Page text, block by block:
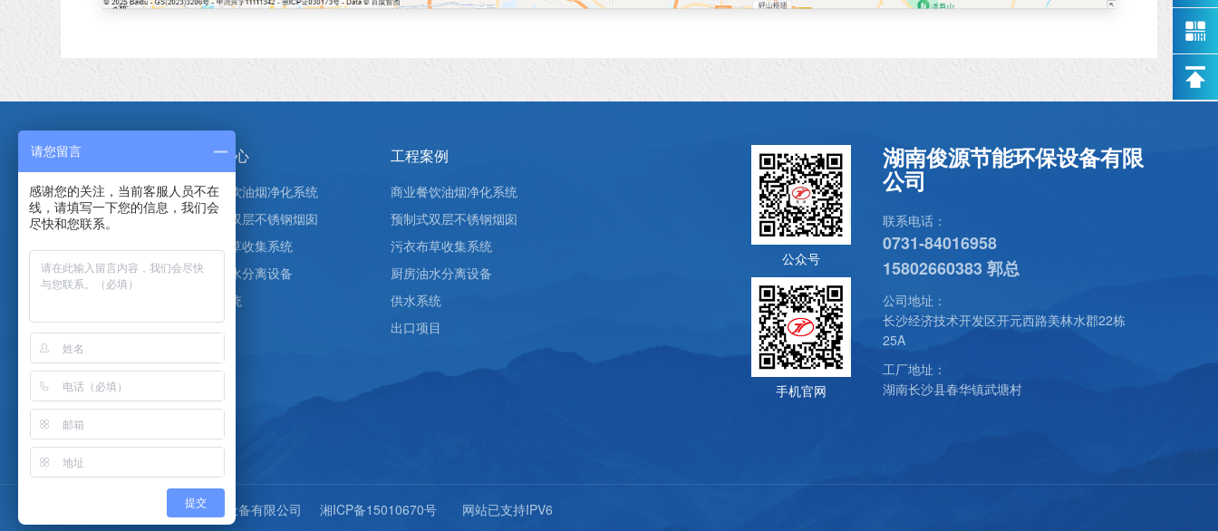
关于俊源
公司简介
企业文化
发展历程
产品中心
商业餐饮油烟净化系统
预制式双层不锈钢烟囱
污衣布草收集系统
厨房油水分离设备
供水系统
工程案例
商业餐饮油烟净化系统
预制式双层不锈钢烟囱
污衣布草收集系统
厨房油水分离设备
供水系统
出口项目
新闻中心
公司新闻
行业新闻
常见问题
公众号
手机官网
湖南俊源节能环保设备有限
公司
联系电话：
0731-84016958
15802660383 郭总
公司地址：
长沙经济技术开发区开元西路美林水郡22栋
25A
工厂地址：
湖南长沙县春华镇武塘村
版权所有：湖南俊源节能环保设备有限公司湘ICP备15010670号 网站已支持IPV6
请您留言
感谢您的关注，当前客服人员不在
线，请填写一下您的信息，我们会
尽快和您联系。
提交